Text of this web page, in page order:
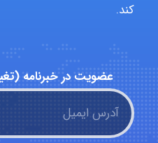
کند.
عضویت در خبرنامه